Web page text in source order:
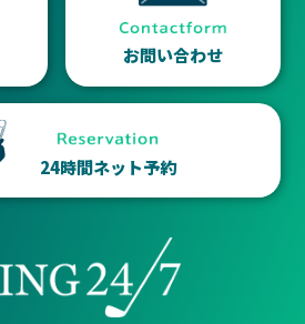
お問い合わせ
24時間ネット予約